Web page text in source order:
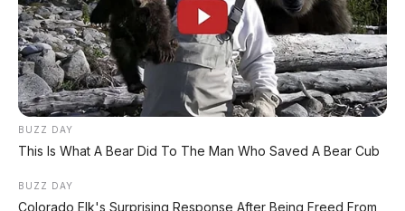
Nissan Fairlady Z Resmi
Meluncur di GIIAS 2026:
Legenda Sports Car
Kembali ke Indonesia
Xiaomi SkyNomad N90:
SUV EREV Premium
dengan Range 1.705 Km
BUZZ DAY
This Is What A Bear Did To The Man Who Saved A Bear Cub
BUZZ DAY
Colorado Elk's Surprising Response After Being Freed From